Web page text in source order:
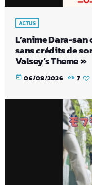
ACTUS
L’anime Dara-
sans crédits de
Valsey’s Theme »
today 06/08/2026 7